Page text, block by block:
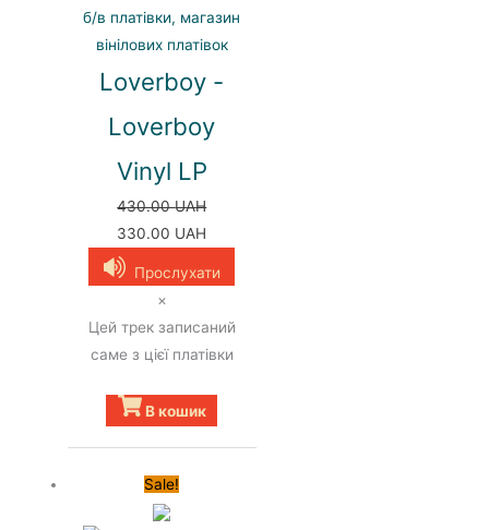
Loverboy -
Loverboy
Vinyl LP
430.00UAH
Оригінальна
ціна:
430.00 UAH.
330.00 UAH
330.00 UAH.
Прослухати
×
Цей трек записаний
саме з цієї платівки
В кошик
Sale!